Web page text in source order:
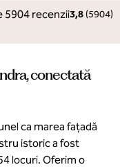
3,8 (5904)
conectată
ca marea fațadă
istoric a fost
locuri. Oferim o